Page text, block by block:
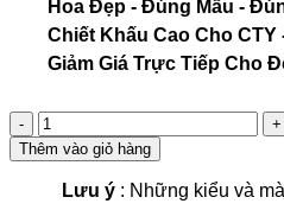
Hoa Đẹp - Đúng Mẫu -
Chiết Khấu Cao Cho CTY
Giảm Giá Trực Tiếp Cho
Chậu
Lan
Hồ
Điệp
Thêm vào giỏ hàng
Lưu ý : Những kiểu và